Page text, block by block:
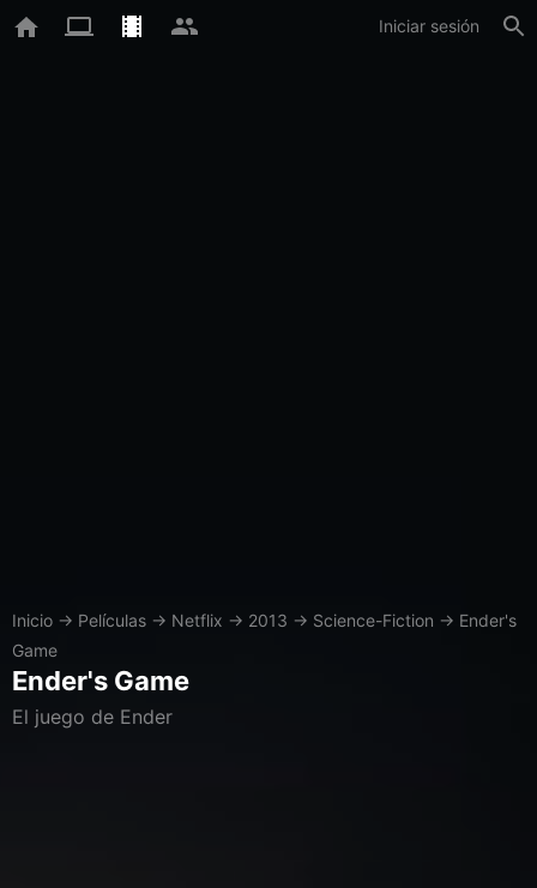
Iniciar sesión
Inicio → Películas → Netflix → 2013 → Science-Fiction → Ender's
Game
Ender's Game
El juego de Ender